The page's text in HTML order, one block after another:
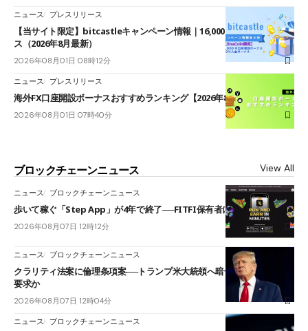
ニュース プレスリリース
【当サイト限定】bitcastleキャンペーン情報｜16,000円口座開設ボーナ
ス（2026年8月最新）
2026年08月01日 08時12分
ニュース プレスリリース
海外FX口座開設ボーナスおすすめランキング【2026年8月最新】
2026年08月01日 07時40分
ブロックチェーンニュース View All
ニュース ブロックチェーンニュース
歩いて稼ぐ「Step App」が4年で終了──FITFI保有者に対応呼びかけ
2026年08月07日 12時12分
ニュース ブロックチェーンニュース
クラリティ法案に倫理条項案──トランプ米大統領へ暗号資産事業の売却
要求か
2026年08月07日 12時04分
ニュース ブロックチェーンニュース